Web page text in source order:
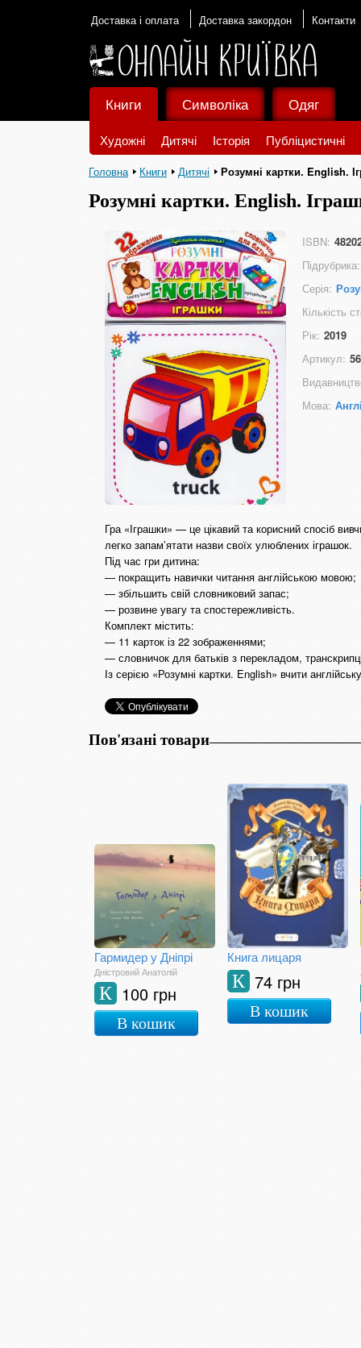
Доставка і оплата Доставка закордон Контакти
Книги
Художні Дитячі Історія Публіцистичні
Символіка Одяг
Головна Книги Дитячі Розумні картки. English.
Розумні картки. English.
ISBN:
Підрубрика:
Серія:
Кількість
Рік: 2019
Артикул:
Мова:
Гра «Іграшки» — це цікавий та корисний спосіб
легко запам’ятати назви своїх улюблених іграшок.
Під час гри дитина:
— покращить навички читання англійською мовою;
— збільшить свій словниковий запас;
— розвине увагу та спостережливість.
Комплект містить:
— 11 карток із 22 зображеннями;
— словничок для батьків з перекладом,
Із серією «Розумні картки. English» вчити
Пов'язані товари
Гармидер у Дніпрі
Дністровий Анатолій
100 грн
К
В кошик
Книга лицаря
74 грн
К
В кошик